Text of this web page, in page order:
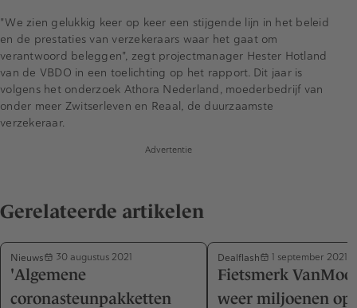
"We zien gelukkig keer op keer een stijgende lijn in het beleid
en de prestaties van verzekeraars waar het gaat om
verantwoord beleggen", zegt projectmanager Hester Hotland
van de VBDO in een toelichting op het rapport. Dit jaar is
volgens het onderzoek Athora Nederland, moederbedrijf van
onder meer Zwitserleven en Reaal, de duurzaamste
verzekeraar.
Advertentie
Gerelateerde artikelen
Nieuws 30 augustus 2021
'Algemene
coronasteunpakketten
Dealflash 1 september 2021
Fietsmerk
weer miljoenen op